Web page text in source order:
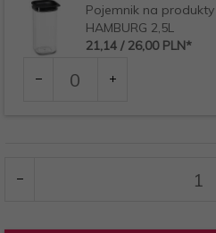
Pojemnik na
HAMBURG 2,5L
21,14 / 26,00 PLN*
dla